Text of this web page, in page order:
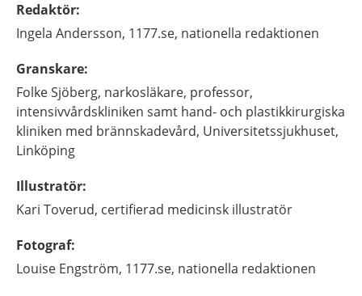
Redaktör:
Ingela Andersson, 1177.se, nationella redaktionen
Granskare:
FolkeSjöberg, narkosläkare, professor,
intensivvårdskliniken samt hand- och plastikkirurgiska
kliniken med brännskadevård, Universitetssjukhuset,
Linköping
Illustratör:
Kari Toverud, certifierad medicinsk illustratör
Fotograf:
Louise Engström, 1177.se, nationella redaktionen